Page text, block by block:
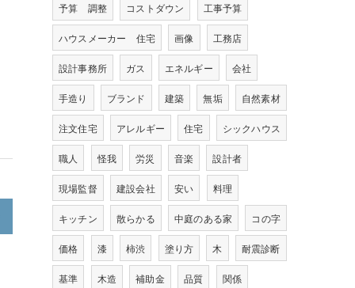
予算 調整 コストダウン 工事予算
ハウスメーカー 住宅 画像 工務店
設計事務所 ガス エネルギー 会社
手造り ブランド 建築 無垢 自然素材
注文住宅 アレルギー 住宅 シックハウス
職人 怪我 労災 音楽 設計者
現場監督 建設会社 安い 料理
キッチン 散らかる 中庭のある家 コの字
価格 漆 柿渋 塗り方 木 耐震診断
基準 木造 補助金 品質 関係